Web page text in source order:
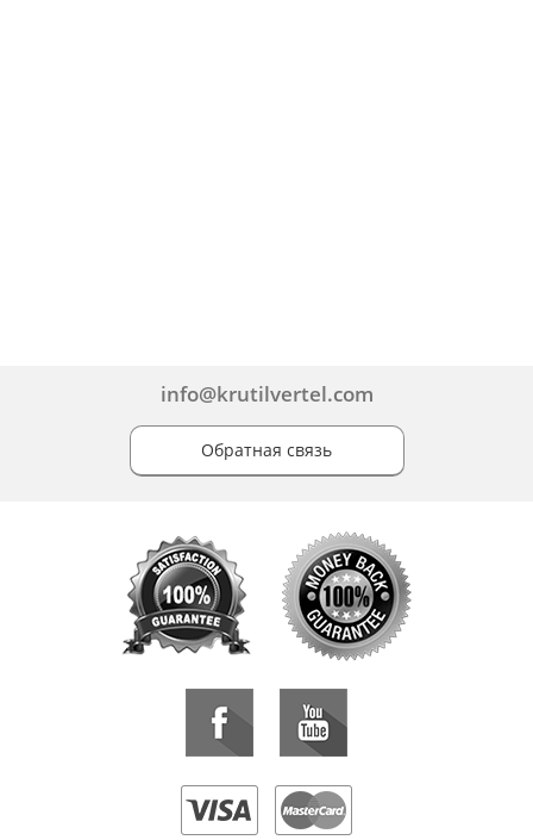
info@krutilvertel.com
Обратная связь